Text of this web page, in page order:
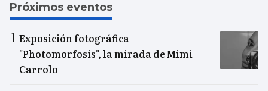
Próximos eventos
Exposición fotográfica
"Photomorfosis", la mirada de Mimi
Carrolo